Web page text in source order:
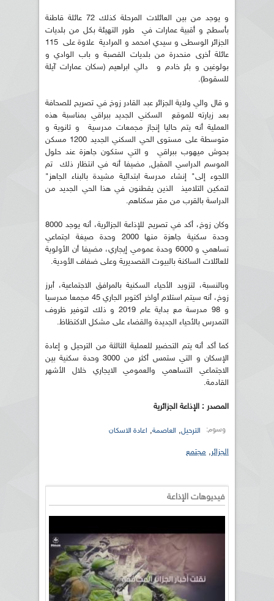
و يوجد من بين العائلات المرحلة كذلك 72 عائلة قاطنة
بأسطح و أقبية عمارات في طور التهيئة بكل من بلديات
الجزائر الوسطى و سيدي امحمد و المرادية علاوة على 115
عائلة أخرى منحدرة من بلديات القصبة و باب الوادي و
بولوغين و بئر خادم و دالي ابراهيم (سكان عمارات آيلة
للسقوط).
و قال والي ولاية الجزائر عبد القادر زوخ في تصريح للصحافة
بعد زيارته للموقع السكني الجديد ببراقي بمناسبة هذه
العملية أنه يتم حاليا إنجاز مجمعات مدرسية و ثانوية و
متوسطة على مستوى الحي السكني الجديد 1200 مسكن
بحوش ميهوب ببراقي و التي ستكون جاهزة عند حلول
الموسم الدراسي المقبل, مضيفا أنه في انتظار ذلك تم
اللجوء إلى" إنشاء مدرسة ابتدائية مشيدة بالبناء الجاهز"
لتمكين التلاميذ الذين يقطنون في هذا الحي الجديد من
الدراسة بالقرب من مقر سكناهم.
وكان زوخ، أكد في تصريح للإذاعة الجزائرية، أنه يوجد 8000
وحدة سكنية جاهزة منها 2000 وحدة صيغة اجتماعي
تساهمي و 6000 وحدة عمومي إيجاري، مضيفا أن الأولوية
للعائلات الساكنة بالبيوت القصديرية وعلى ضفاف الأودية.
وبالنسبة، لتزويد الأحياء السكنية بالمرافق الاجتماعية، أبرز
زوخ، أنه سيتم استلام أواخر أكتوبر الجاري 45 مجمعا مدرسيا
و 98 مدرسة مع بداية عام 2019 و ذلك لتوفير ظروف
التمدرس بالأحياء الجديدة والقضاء على مشكل الاكتظاظ.
كما أكد أنه يتم التحضير للعملية الثالثة من الترحيل و إعادة
الإسكان و التي ستمس أكثر من 3000 وحدة سكنية بين
الاجتماعي التساهمي والعمومي الايجاري خلال الأشهر
القادمة.
المصدر : الإذاعة الجزائرية
وسوم: الترحيل, العاصمة, اعادة الاسكان
الجزائر, مجتمع
فيديوهات الإذاعة